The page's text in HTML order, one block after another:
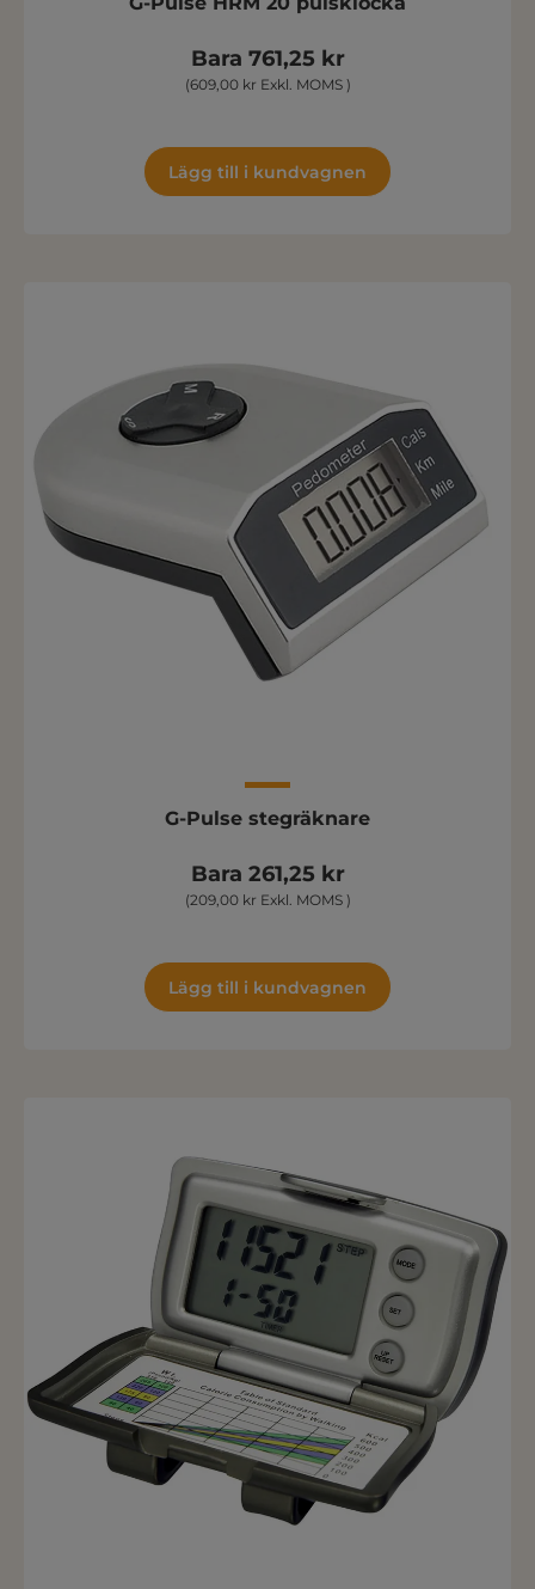
Bara 761,25 kr
(609,00 kr Exkl. MOMS )
Lägg till i kundvagnen
G-Pulse stegräknare
Bara 261,25 kr
(209,00 kr Exkl. MOMS )
Lägg till i kundvagnen